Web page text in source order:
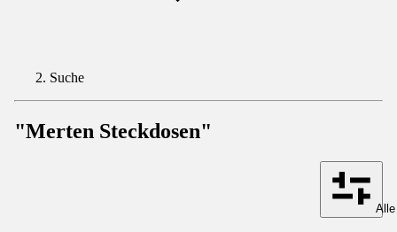
Suche
"Merten Steckdosen"